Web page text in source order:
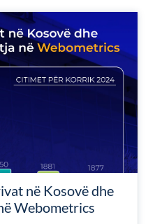
në Kosovë dhe
Webometrics